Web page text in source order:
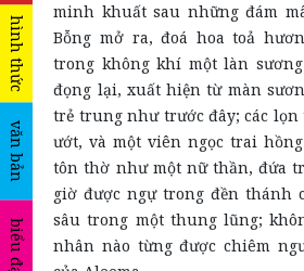
hình thức
văn bản
biểu đạt
minh khuất sau những đám
Bỗng mở ra, đoá hoa toả
trong không khí một làn
đọng lại, xuất hiện từ màn
trẻ trung như trước đây; các lọn
ướt, và một viên ngọc trai
tôn thờ như một nữ thần, đứa
giờ được ngự trong đền thánh
sâu trong một thung lũng;
nhân nào từng được chiêm